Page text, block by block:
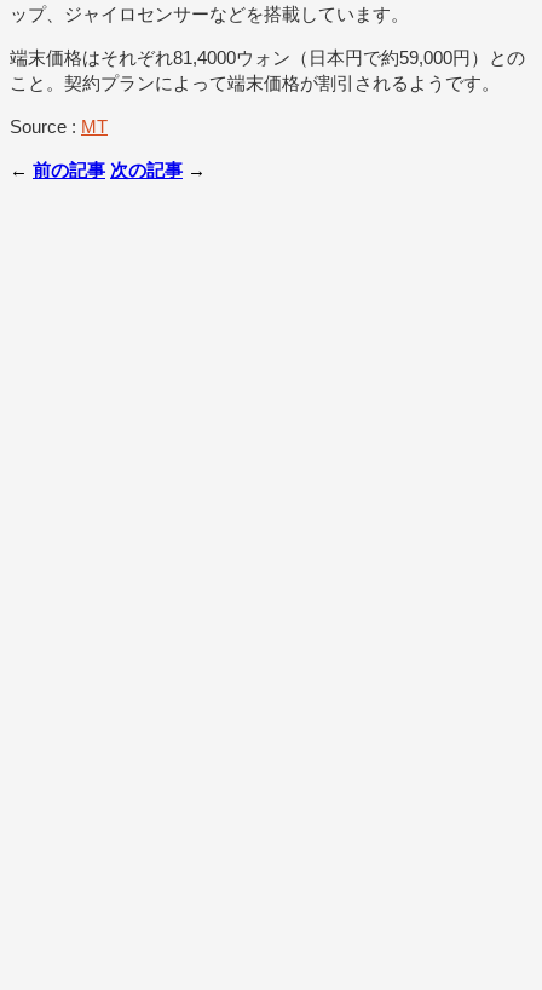
ップ、ジャイロセンサーなどを搭載しています。
端末価格はそれぞれ81,4000ウォン（日本円で約59,000円）との
こと。契約プランによって端末価格が割引されるようです。
Source : MT
← 前の記事 次の記事 →